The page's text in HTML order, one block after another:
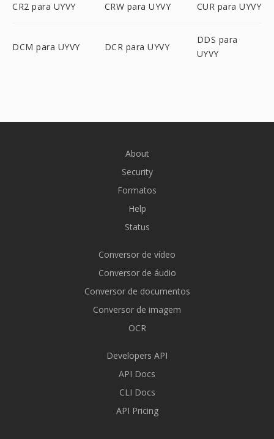
CR2 para UYVY CRW para UYVY CUR para UYVY
DCM para UYVY DCR para UYVY
DDS para
UYVY
About
Security
Formatos
Help
Status
Conversor de vídeo
Conversor de áudio
Conversor de documentos
Conversor de imagem
OCR
Developers API
API Docs
CLI Docs
API Pricing